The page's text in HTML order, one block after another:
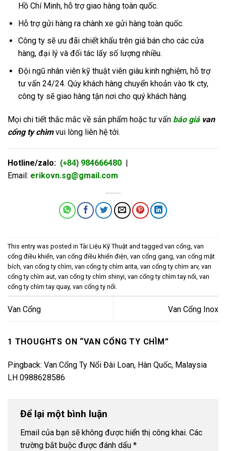
Hồ Chí Minh, hỗ trợ giao hàng toàn quốc.
Hỗ trợ gửi hàng ra chành xe gửi hàng toàn quốc.
Công ty sẽ ưu đãi chiết khấu trên giá bán cho các cửa
hàng, đại lý và đối tác lấy số lượng nhiều.
Đội ngũ nhân viên kỹ thuật viên giàu kinh nghiệm, hỗ trợ
tư vấn 24/24. Qúy khách hàng chuyển khoản vào tk cty,
công ty sẽ giao hàng tận nơi cho quý khách hàng.
Mọi chi tiết thắc mắc về sản phẩm hoặc tư vấn báo giávan
cổng ty chìmvui lòng liên hệ tới.
Hotline/zalo: (+84) 984666480
Email: erikovn.sg@gmail.com
This entry was posted in Tài Liệu Kỹ Thuật and tagged van cổng van
cổng điều khiển van cổng điều khiển điện van cổng gang van cổng mặt
bích van cổng ty chìm van cổng ty chìm arita van cổng ty chìm arv, van
cổng ty chìm aut van cổng ty chìm shinyi van cổng ty chìm tay nổi van
cổng ty chìm tay quay, van cổng ty nổi
Van Cổng Van Cổng Inox
1 THOUGHTS ON “VAN CỔNG TY CHÌM”
Pingback: Van Cổng Ty Nổi Đài Loan, Hàn Quốc, Malaysia
LH 0988628586
Để lại một bình luận
Email của bạn sẽ không được hiển thị công khai. Các
trường bắt buộc được đánh dấu *